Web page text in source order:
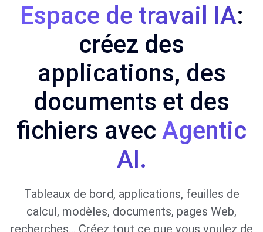
Espace de travail IA:
créez des
applications, des
documents et des
fichiers avec Agentic
AI.
Tableaux de bord, applications, feuilles de
calcul, modèles, documents, pages Web,
recherches… Créez tout ce que vous voulez de